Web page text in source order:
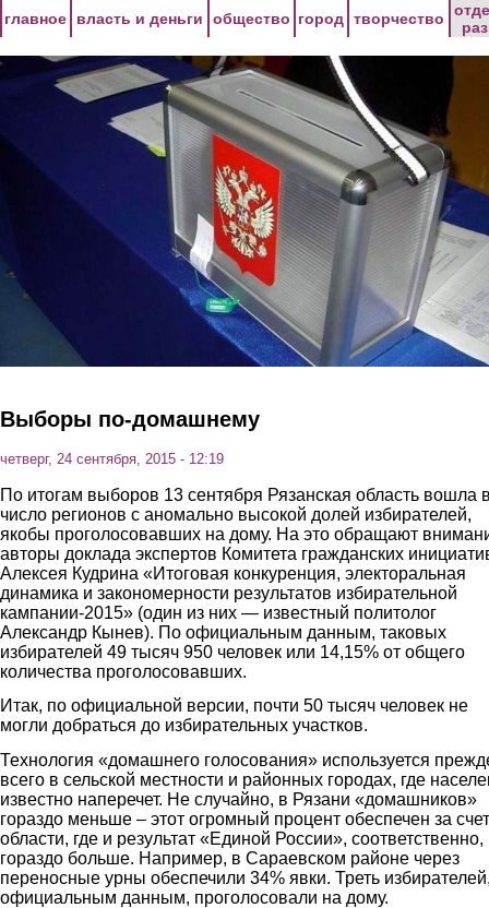
главное власть и деньги общество город творчество
Выборы по-домашнему
четверг, 24 сентября, 2015 - 12:19
По итогам выборов 13 сентября Рязанская область вошла
число регионов с аномально высокой долей избирателей,
якобы проголосовавших на дому. На это обращают
авторы доклада экспертов Комитета гражданских
Алексея Кудрина «Итоговая конкуренция, электоральная
динамика и закономерности результатов избирательной
кампании-2015» (один из них — известный политолог
Александр Кынев). По официальным данным, таковых
избирателей 49 тысяч 950 человек или 14,15% от общего
количества проголосовавших.
Итак, по официальной версии, почти 50 тысяч человек не
могли добраться до избирательных участков.
Технология «домашнего голосования» используется
всего в сельской местности и районных городах, где
известно наперечет. Не случайно, в Рязани «домашников»
гораздо меньше – этот огромный процент обеспечен за счет
области, где и результат «Единой России», соответственно,
гораздо больше. Например, в Сараевском районе через
переносные урны обеспечили 34% явки. Треть
официальным данным, проголосовали на дому.